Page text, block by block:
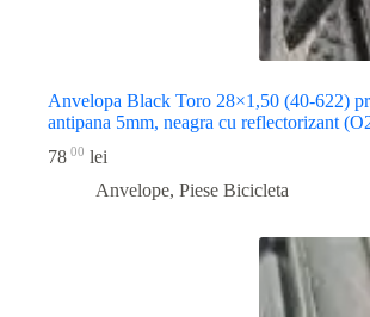
Anvelopa Black Toro 28×1,50 (40-622)
antipana 5mm, neagra cu reflectorizant
78 00 lei
Anvelope, Piese Bicicleta